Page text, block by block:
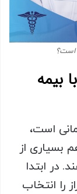
است؟
بیمه
است،
بسیاری از
در ابتدا
را انتخاب